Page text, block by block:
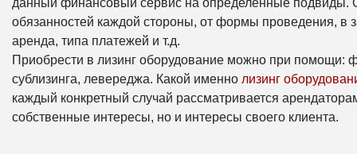
данный финансовый сервис на определенные подвиды.
обязанностей каждой стороны, от формы проведения, в
аренда, типа платежей и т.д.
Приобрести в лизинг оборудование можно при помощи:
сублизинга, левереджа. Какой именно лизинг
каждый конкретный случай рассматривается
собственные интересы, но и интересы своего клиента.